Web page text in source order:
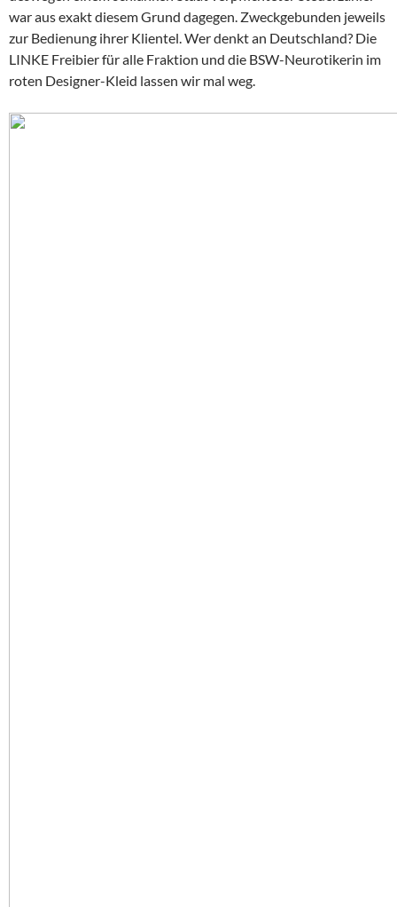
war aus exakt diesem Grund dagegen. Zweckgebunden jeweils
zur Bedienung ihrer Klientel. Wer denkt an Deutschland? Die
LINKE Freibier für alle Fraktion und die BSW-Neurotikerin im
roten Designer-Kleid lassen wir mal weg.